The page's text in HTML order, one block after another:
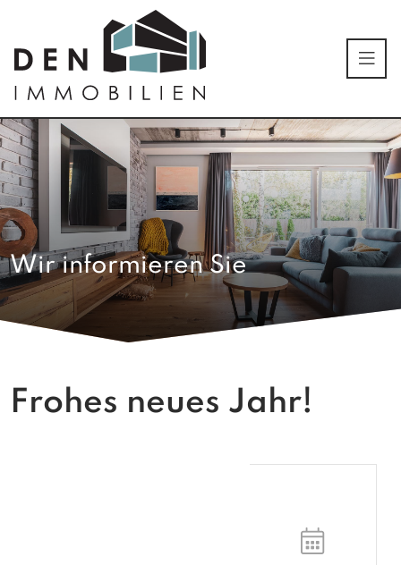
Wir informieren Sie
Frohes neues Jahr!